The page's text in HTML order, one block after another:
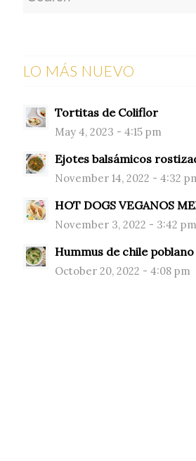
LO MÁS NUEVO
Tortitas de Coliflor
May 4, 2023 - 4:15 pm
Ejotes balsámicos
November 14, 2022 - 4:32
HOT DOGS VEGANOS
November 3, 2022 - 3:42 pm
Hummus de chile poblano
October 20, 2022 - 4:08 pm